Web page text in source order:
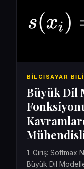
BILGISAYAR
Büyük Dil
1. Giriş: Softmax
Büyük Dil